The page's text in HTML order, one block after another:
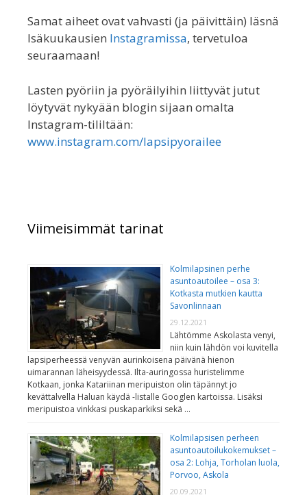
Samat aiheet ovat vahvasti (ja päivittäin) läsnä
Isäkuukausien Instagramissa, tervetuloa
seuraamaan!
Lasten pyöriin ja pyöräilyihin liittyvät jutut
löytyvät nykyään blogin sijaan omalta
Instagram-tililtään:
www.instagram.com/lapsipyorailee
Viimeisimmät tarinat
Kolmilapsinen perhe
asuntoautoilee – osa 3:
Kotkasta mutkien kautta
Savonlinnaan
29.12.2021
Lähtömme Askolasta venyi,
niin kuin lähdön voi kuvitella
lapsiperheessä venyvän aurinkoisena päivänä hienon
uimarannan läheisyydessä. Ilta-auringossa huristelimme
Kotkaan, jonka Katariinan meripuiston olin täpännyt jo
kevättalvella Haluan käydä -listalle Googlen kartoissa. Lisäksi
meripuistoa vinkkasi puskaparkiksi sekä …
Kolmilapsisen perheen
asuntoautoilukokemukset –
osa 2: Lohja, Torholan luola,
Porvoo, Askola
20.09.2021